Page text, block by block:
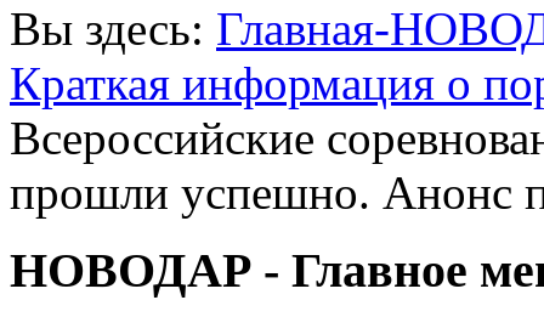
Вы здесь: Главная-
Краткая информация о
Всероссийские
прошли успешно. Анонс
НОВОДАР - Главное